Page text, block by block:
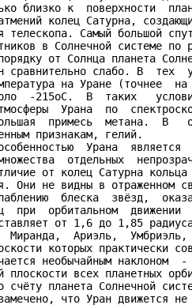
близко к  поверхности
колец Сатурна,
телескопа. Самый большой
в Солнечной системе по
от Солнца планета
сравнительно слабо. В  тех
на Уране (точнее
-215оС.  В  таких
Урана  по
примесь  метана.  В
признакам, гелий.
Урана  является
отдельных
от колец Сатурна
Они не видны в отраженном
блеска  звёзд,
при  орбитальном  движении
от 1,6 до 1,85
Миранда,  Ариэль,
которых практически
необычайным наклоном
плоскости всех планетных
счёту планета Солнечной
что Уран движется